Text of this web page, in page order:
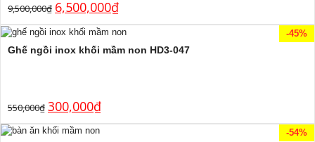
9,500,000₫ 6,500,000₫
-45%
Ghế ngồi inox khối mầm non HD3-047
550,000₫ 300,000₫
-54%